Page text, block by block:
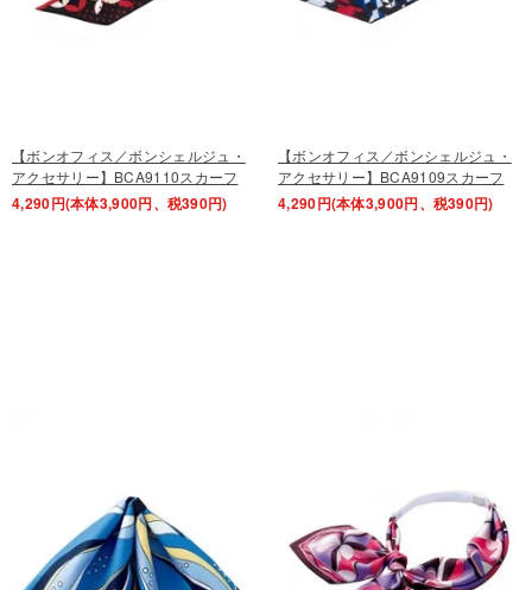
【ボンオフィス／ボンシェルジュ・
アクセサリー】BCA9110スカーフ
4,290円(本体3,900円、税390円)
【ボンオフィス／ボンシェルジュ・
アクセサリー】BCA9109スカーフ
4,290円(本体3,900円、税390円)